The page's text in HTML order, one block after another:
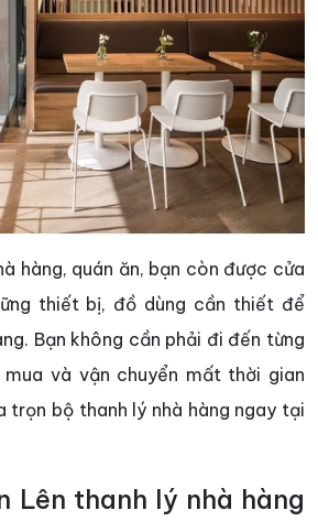
hàng, quán ăn, bạn còn được cửa
thiết bị, đồ dùng cần thiết để
Bạn không cần phải đi đến từng
và vận chuyển mất thời gian
trọn bộ thanh lý nhà hàng ngay tại
Lên thanh lý nhà hàng